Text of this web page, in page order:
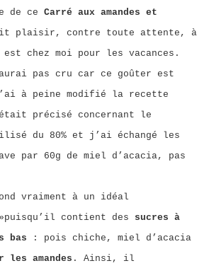
de ce Carré aux amandes et
plaisir, contre toute attente, à
chez moi pour les vacances.
pas cru car ce goûter est
à peine modifié la recette
précisé concernant le
du 80% et j’ai échangé les
par 60g de miel d’acacia, pas
vraiment à un idéal
contient des sucres à
bas : pois chiche, miel d’acacia
les amandes . Ainsi, il